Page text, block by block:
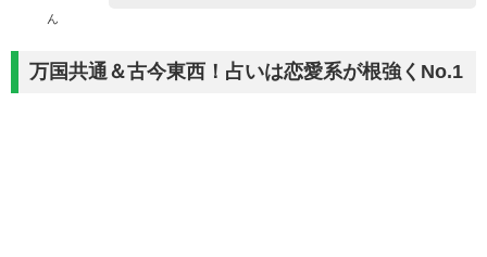
ん
万国共通＆古今東西！占いは恋愛系が根強くNo.1